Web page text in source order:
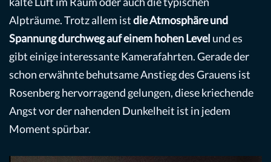
Alpträume. Trotz allem istdie Atmosphäre und
Spannung durchweg auf einem hohen Level und es
gibt einige interessante Kamerafahrten. Gerade der
schon erwähnte behutsame Anstieg des Grauens ist
Rosenberg hervorragend gelungen, diese kriechende
Angst vor der nahenden Dunkelheit ist in jedem
Moment spürbar.